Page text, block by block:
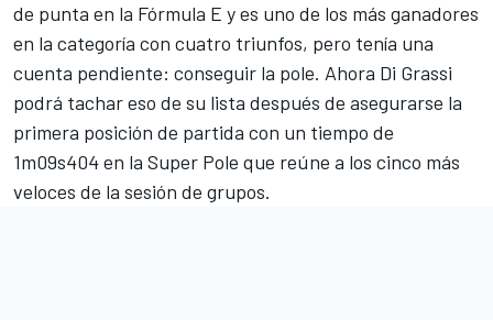
de punta en la Fórmula E y es uno de los más ganadores
en la categoría con cuatro triunfos, pero tenía una
cuenta pendiente: conseguir la pole. Ahora Di Grassi
podrá tachar eso de su lista después de asegurarse la
primera posición de partida con un tiempo de
1m09s404 en la Super Pole que reúne a los cinco más
veloces de la sesión de grupos.